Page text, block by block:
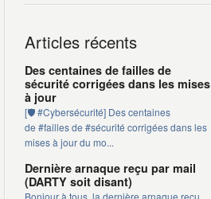
Articles récents
Des centaines de failles de
sécurité corrigées dans les mises
à jour
[🛡️ #Cybersécurité] Des centaines
de #failles de #sécurité corrigées dans les
mises à jour du mo...
Dernière arnaque reçu par mail
(DARTY soit disant)
Bonjour à tous, la dernière arnaque reçu